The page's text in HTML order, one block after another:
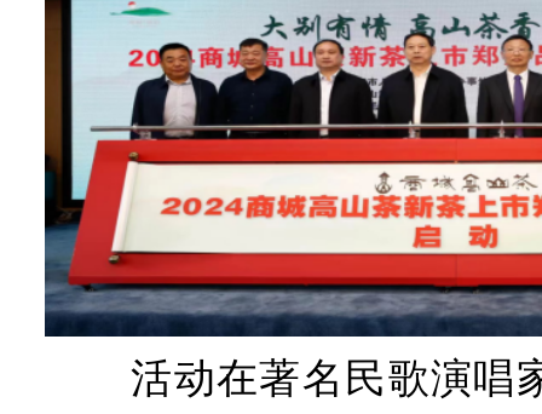
活动在著名民歌演唱